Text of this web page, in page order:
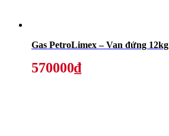
Gas PetroLimex – Van đứng 12kg
570000₫